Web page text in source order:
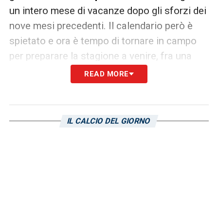
un intero mese di vacanze dopo gli sforzi dei
nove mesi precedenti. Il calendario però è
spietato e ora è tempo di tornare in campo
per preparare la stagione a venire, fra una
settimana inizierà ufficialmente il ritiro di
Ponte di Legno e già da domani fino al 7
una serie di appuntamenti fondamentali:
READ MORE
IL CALCIO DEL GIORNO